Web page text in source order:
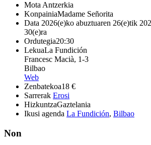
Mota Antzerkia
KonpainiaMadame Señorita
Data 2026(e)ko abuztuaren 26(e)tik
30(e)ra
Ordutegia20:30
LekuaLa Fundición
Francesc Macià, 1-3
Bilbao
Web
Zenbatekoa18 €
Sarrerak Erosi
HizkuntzaGaztelania
Ikusi agenda La Fundición, Bilbao
Non